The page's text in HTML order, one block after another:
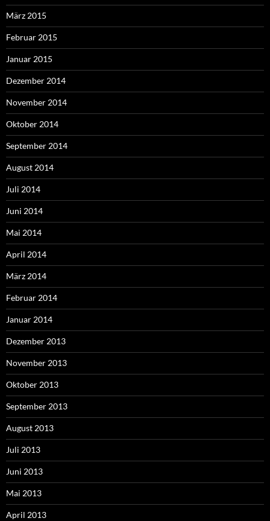
März 2015
Februar 2015
Januar 2015
Dezember 2014
November 2014
Oktober 2014
September 2014
August 2014
Juli 2014
Juni 2014
Mai 2014
April 2014
März 2014
Februar 2014
Januar 2014
Dezember 2013
November 2013
Oktober 2013
September 2013
August 2013
Juli 2013
Juni 2013
Mai 2013
April 2013